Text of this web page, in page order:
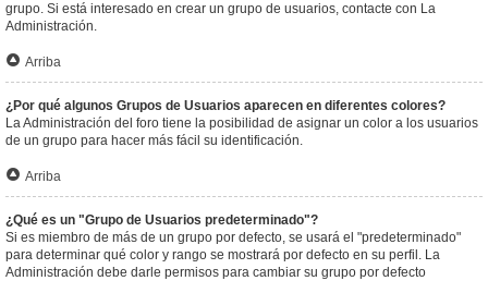
grupo. Si está interesado en crear un grupo de usuarios, contacte con La
Administración.
Arriba
¿Por qué algunos Grupos de Usuarios aparecen en diferentes colores?
La Administración del foro tiene la posibilidad de asignar un color a los usuarios
de un grupo para hacer más fácil su identificación.
Arriba
¿Qué es un "Grupo de Usuarios predeterminado"?
Si es miembro de más de un grupo por defecto, se usará el "predeterminado"
para determinar qué color y rango se mostrará por defecto en su perfil. La
Administración debe darle permisos para cambiar su grupo por defecto